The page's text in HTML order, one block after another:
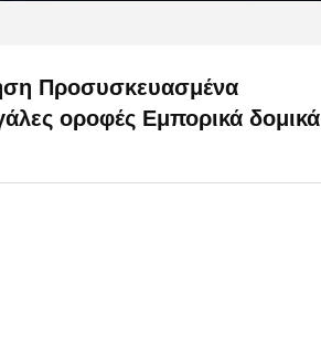
Προσυσκευασμένα
οροφές Εμπορικά δομικά